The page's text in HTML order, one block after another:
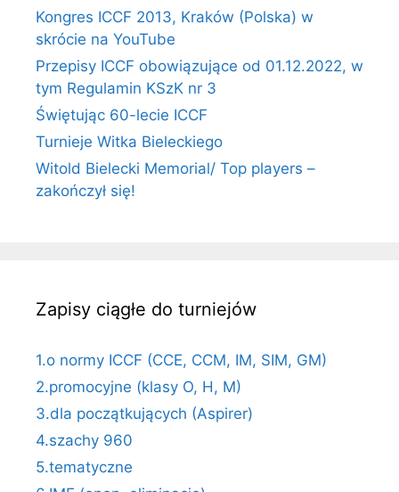
Kongres ICCF 2013, Kraków (Polska) w
skrócie na YouTube
Przepisy ICCF obowiązujące od 01.12.2022, w
tym Regulamin KSzK nr 3
Świętując 60-lecie ICCF
Turnieje Witka Bieleckiego
Witold Bielecki Memorial/ Top players –
zakończył się!
Zapisy ciągłe do turniejów
1.o normy ICCF (CCE, CCM, IM, SIM, GM)
2.promocyjne (klasy O, H, M)
3.dla początkujących (Aspirer)
4.szachy 960
5.tematyczne